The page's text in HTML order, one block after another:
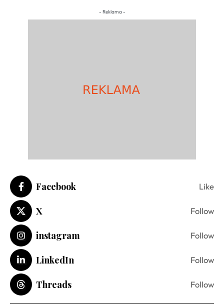
- Reklama -
Facebook Like
X Follow
instagram Follow
LinkedIn Follow
Threads Follow